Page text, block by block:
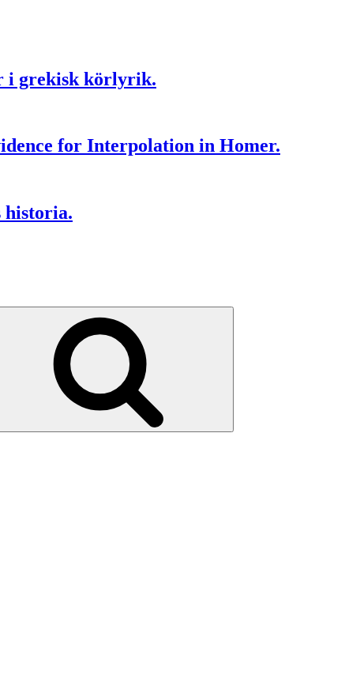
i grekisk körlyrik.
for Interpolation in Homer.
historia.